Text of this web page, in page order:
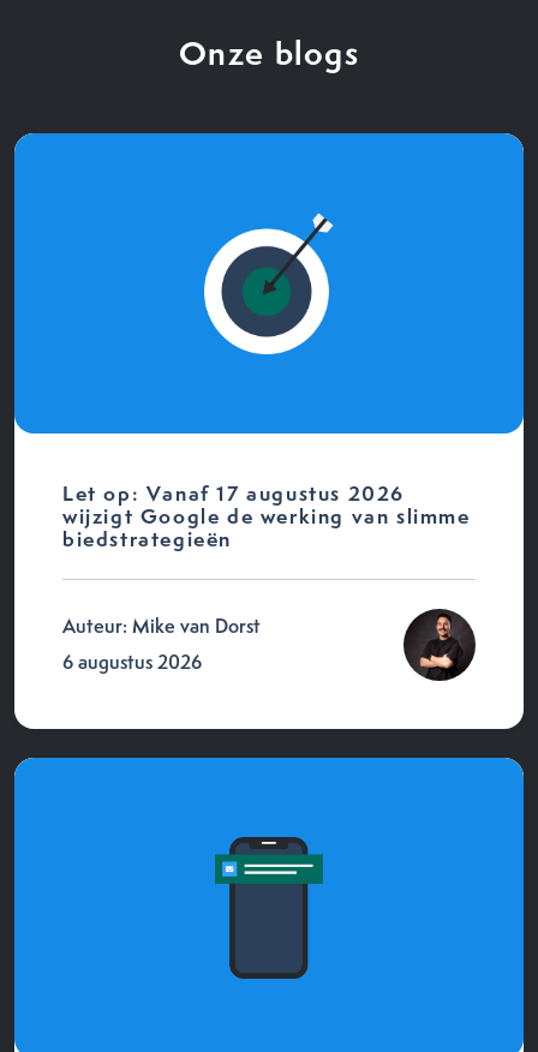
Onze blogs
Let op: Vanaf 17 augustus 2026
wijzigt Google de werking van slimme
biedstrategieën
Auteur: Mike van Dorst
6 augustus 2026